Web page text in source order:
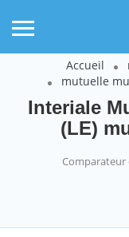
Accueil
mutuelle
Interiale
(LE)
Comparateur